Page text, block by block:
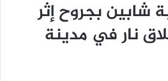
شابين بجروح إثر
نار في مدينة